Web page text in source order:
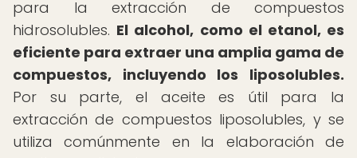
para la extracción de compuestos
hidrosolubles. El alcohol, como el etanol, es
eficiente para extraer una amplia gama de
compuestos, incluyendo los liposolubles.
Por su parte, el aceite es útil para la
extracción de compuestos liposolubles, y se
utiliza comúnmente en la elaboración de